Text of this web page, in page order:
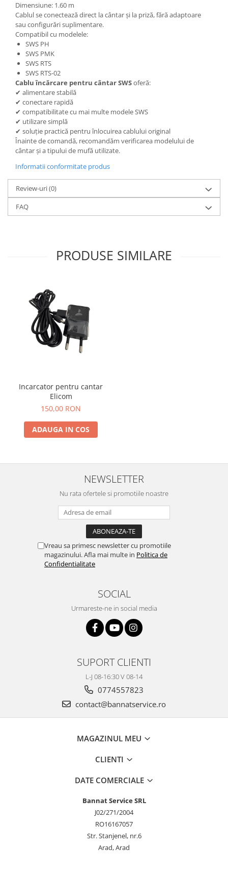
Dimensiune: 1.60 m
Cablul se conectează direct la cântar și la priză, fără adaptoare
sau configurări suplimentare.
Compatibil cu modelele:
SWS PH
SWS PMK
SWS RTS
SWS RTS-02
Cablu încărcare pentru cântar SWSoferă:
✔ alimentare stabilă
✔ conectare rapidă
✔ compatibilitate cu mai multe modele SWS
✔ utilizare simplă
✔ soluție practică pentru înlocuirea cablului original
Înainte de comandă, recomandăm verificarea modelului de
cântar și a tipului de mufă utilizate.
Informatii conformitate produs
Review-uri(0)
FAQ
PRODUSE SIMILARE
Incarcator pentru cantar
Elicom
150,00 RON
ADAUGA IN COS
NEWSLETTER
Nu rata ofertele si promotiile noastre
Vreau sa primesc newsletter cu promotiile
magazinului. Afla mai multe in Politica de
Confidentialitate
SOCIAL
Urmareste-ne in social media
SUPORT CLIENTI
L-J 08-16:30 V 08-14
0774557823
contact@bannatservice.ro
MAGAZINUL MEU
CLIENTI
DATE COMERCIALE
Bannat Service SRL
J02/271/2004
RO16167057
Str. Stanjenel, nr.6
Arad, Arad